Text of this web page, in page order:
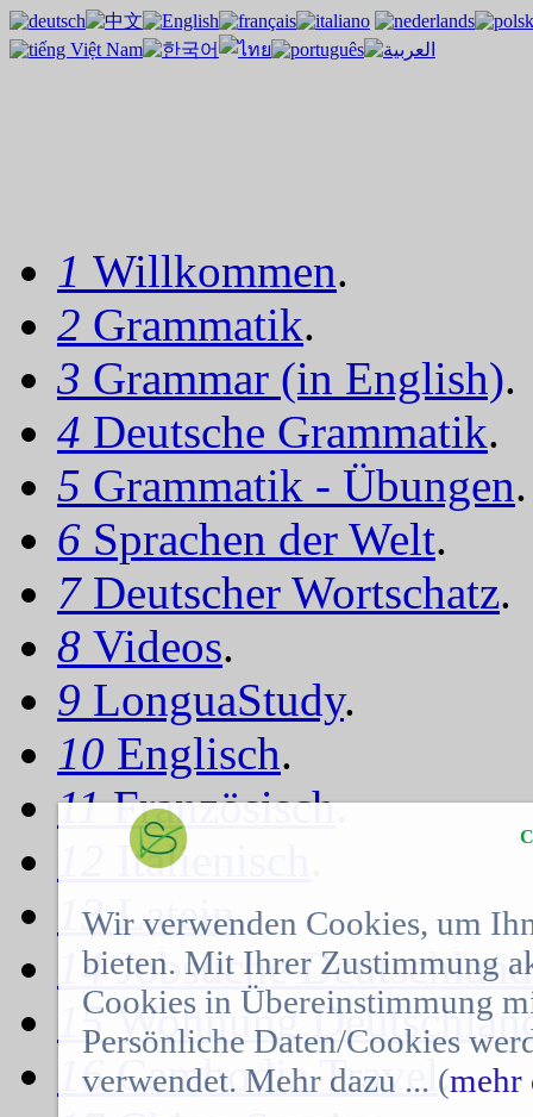
1 Willkommen.
2 Grammatik.
3 Grammar (in English).
4 Deutsche Grammatik.
5 Grammatik - Übungen.
6 Sprachen der Welt.
7 Deutscher Wortschatz.
8 Videos.
9 LonguaStudy.
10 Englisch.
11Französisch.
Italienisch
13Latein.
14Jobsuche Deutschland
15Wohnung
16Cambodia Travel .
Wir verwenden Cookies, um
bieten. Mit Ihrer Zustimmung
Cookies in Übereinstimmung
Persönliche Daten/Cookies
verwendet. Mehr dazu ... (mehr